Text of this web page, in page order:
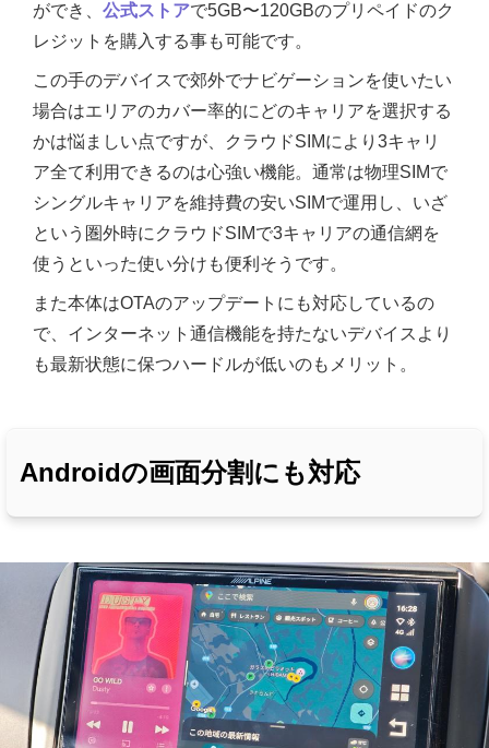
ができ、 公式ストアで5GB〜120GBのプリペイドのク
レジットを購入する事も可能です。
この手のデバイスで郊外でナビゲーションを使いたい
場合はエリアのカバー率的にどのキャリアを選択する
かは悩ましい点ですが、クラウドSIMにより3キャリ
ア全て利用できるのは心強い機能。通常は物理SIMで
シングルキャリアを維持費の安いSIMで運用し、いざ
という圏外時にクラウドSIMで3キャリアの通信網を
使うといった使い分けも便利そうです。
また本体はOTAのアップデートにも対応しているの
で、インターネット通信機能を持たないデバイスより
も最新状態に保つハードルが低いのもメリット。
Androidの画面分割にも対応